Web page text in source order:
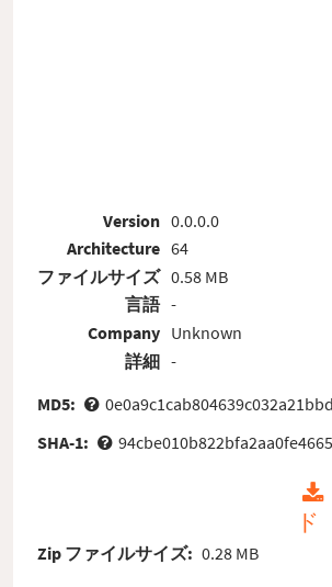
Version
Architecture
ファイルサイズ
言語
Company
詳細
0.0.0.0
64
0.58 MB
-
Unknown
-
MD5:
SHA-1:
ド
Zip ファイルサイズ: 0.28 MB